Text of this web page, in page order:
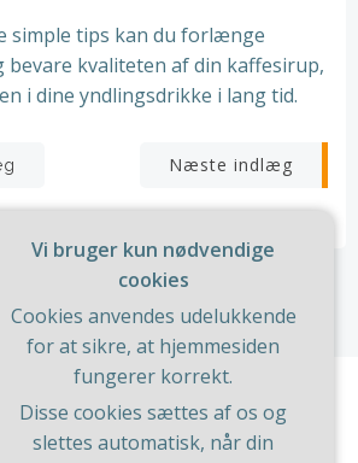
simple tips kan du forlænge
bevare kvaliteten af din kaffesirup,
i dine yndlingsdrikke i lang tid.
Næste indlæg
Og Have. Bygget ved at bruge
Vi bruger kun nødvendige
cookies
Cookies anvendes udelukkende
for at sikre, at hjemmesiden
fungerer korrekt.
Disse cookies sættes af os og
slettes automatisk, når din